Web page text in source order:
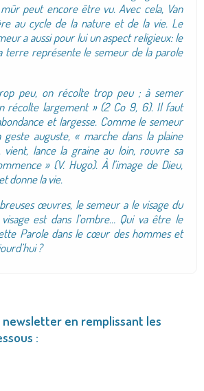
peut encore être vu. Avec cela, Van
au cycle de la nature et de la vie. Le
a aussi pour lui un aspect religieux: le
terre représente le semeur de la parole
peu, on récolte trop peu ; à semer
récolte largement » (2 Co 9, 6). Il faut
et largesse. Comme le semeur
geste auguste, « marche dans la plaine
vient, lance la graine au loin, rouvre sa
» (V. Hugo). À l’image de Dieu,
donne la vie.
œuvres, le semeur a le visage du
est dans l’ombre… Qui va être le
Parole dans le cœur des hommes et
?
newsletter en remplissant les
: